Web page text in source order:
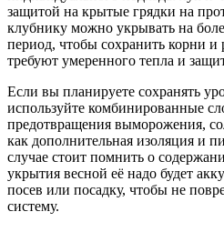
защитой на крытые грядки на
клубнику можно укрывать на
период, чтобы сохранить корни
требуют умеренного тепла и
Если вы планируете сохранять
используйте комбинированные
предотвращения выморожения,
как дополнительная изоляция и
случае стоит помнить о
укрытия весной её надо будет
посев или посадку, чтобы не
систему.